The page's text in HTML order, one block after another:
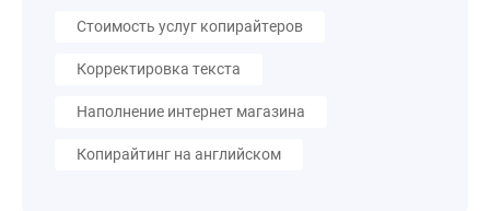
Стоимость услуг копирайтеров
Корректировка текста
Наполнение интернет магазина
Копирайтинг на английском